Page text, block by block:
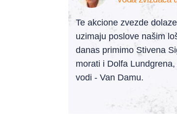
Te akcione zvezde
uzimaju poslove našim
danas primimo Stivena
morati i Dolfa
vodi - Van Damu.